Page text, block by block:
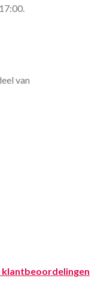
van
klantbeoordelingen